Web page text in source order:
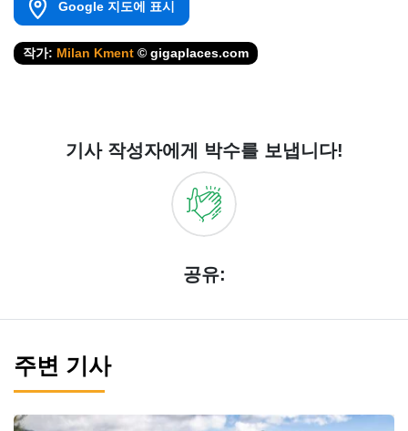
Google 지도에 표시
작가: Milan Kment © gigaplaces.com
기사 작성자에게 박수를 보냅니다!
공유:
주변 기사